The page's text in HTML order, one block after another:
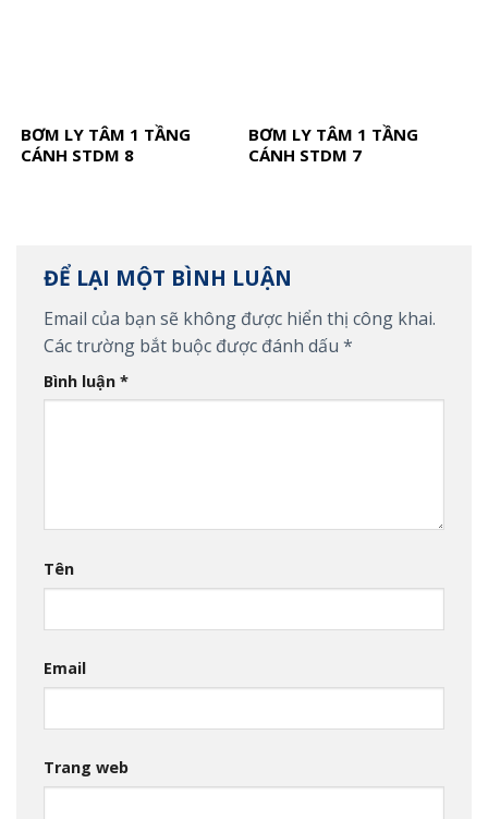
BƠM LY TÂM 1 TẦNG
CÁNH STDM 8
BƠM LY TÂM 1 TẦNG
CÁNH STDM 7
ĐỂ LẠI MỘT BÌNH LUẬN
Email của bạn sẽ không được hiển thị công khai.
Các trường bắt buộc được đánh dấu *
Bình luận *
Tên
Email
Trang web